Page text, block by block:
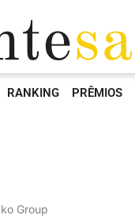
RANKING PRÊMIOS
Group